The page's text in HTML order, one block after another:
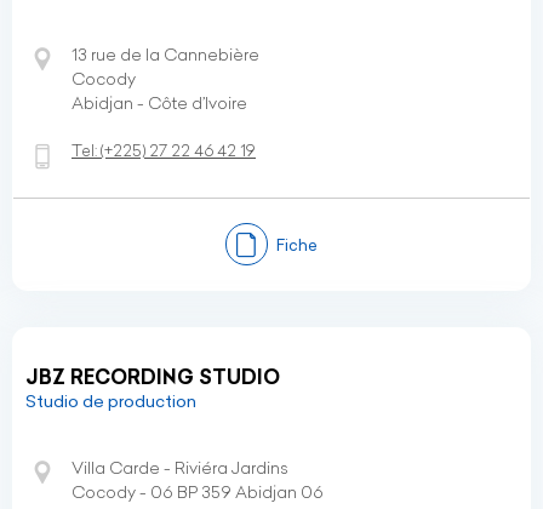
13 rue de la Cannebière
Cocody
Abidjan - Côte d’Ivoire
Tel:(+225) 27 22 46 42 19
Fiche
JBZ RECORDING STUDIO
Studio de production
Villa Carde - Riviéra Jardins
Cocody - 06 BP 359 Abidjan 06